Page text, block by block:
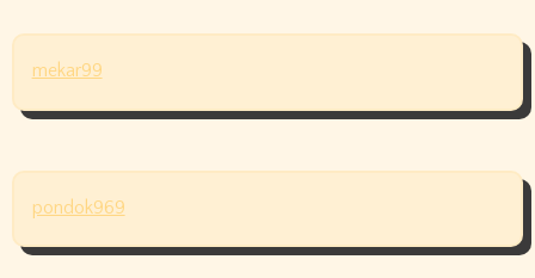
mekar99
pondok969